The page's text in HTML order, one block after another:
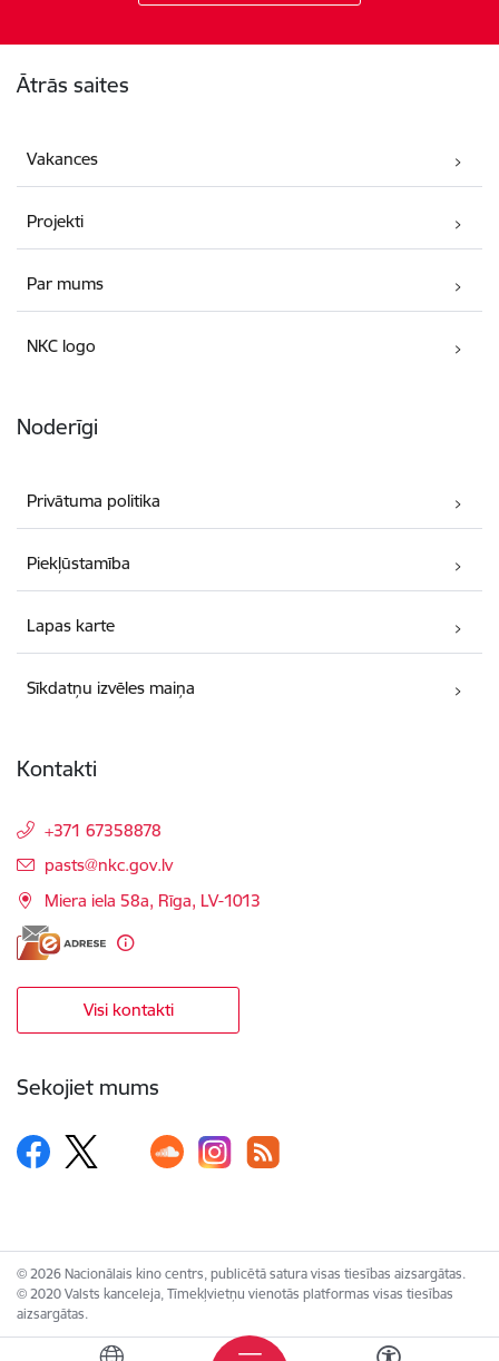
Ātrās saites
Vakances
Projekti
Par mums
NKC logo
Noderīgi
Privātuma politika
Piekļūstamība
Lapas karte
Sīkdatņu izvēles maiņa
Kontakti
+371 67358878
E-pasts:
pasts@nkc.gov.lv
Miera iela 58a, Rīga, LV-1013
Visi kontakti
Sekojiet mums
© 2026 Nacionālais kino centrs, publicētā satura visas tiesības aizsargātas.
© 2020 Valsts kanceleja, Tīmekļvietņu vienotās platformas visas tiesības
aizsargātas.